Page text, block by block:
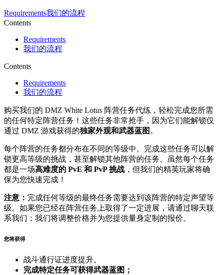
Requirements我们的流程
Contents
Requirements
我们的流程
Contents
Requirements
我们的流程
购买我们的 DMZ White Lotus 阵营任务代练，轻松完成您所需
的任何特定阵营任务！这些任务非常抢手，因为它们能解锁仅
通过 DMZ 游戏获得的独家外观和武器蓝图。
每个阵营的任务都分布在不同的等级中。完成这些任务可以解
锁更高等级的挑战，甚至解锁其他阵营的任务。虽然每个任务
都是一场高难度的 PvE 和 PvP 挑战 ，但我们的精英玩家将确
保为您快速完成！
注意： 完成任何等级的最终任务需要达到该阵营的特定声望等
级。如果您已经在阵营任务上取得了一定进展，请通过聊天联
系我们；我们将调整价格并为您提供量身定制的报价。
您将获得
战斗通行证进度提升。
完成特定任务可获得武器蓝图；